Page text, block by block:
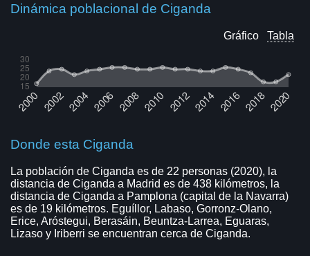
Dinámica poblacional de Ciganda
Gráfico Tabla
Donde esta Ciganda
La población de Ciganda es de 22 personas (2020), la
distancia de Ciganda a Madrid es de 438 kilómetros, la
distancia de Ciganda a Pamplona (capital de la Navarra)
es de 19 kilómetros. Eguíllor, Labaso, Gorronz-Olano,
Erice, Aróstegui, Berasáin, Beuntza-Larrea, Eguaras,
Lizaso y Iriberri se encuentran cerca de Ciganda.